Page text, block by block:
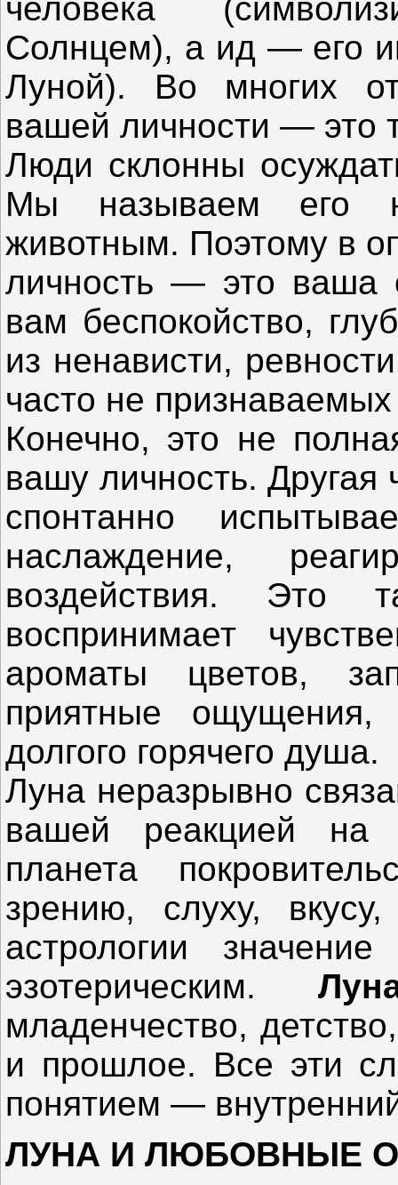
человека
Солнцем), а ид — его
Луной). Во многих
вашей личности — это
Люди склонны
Мы называем его
животным. Поэтому в
личность — это ваша
вам беспокойство,
из ненависти,
часто не
Конечно, это не
вашу личность.
спонтанно
наслаждение,
воздействия. Это
воспринимает
ароматы цветов,
приятные ощущения,
долгого горячего душа.
Луна неразрывно
вашей реакцией на
планета
зрению, слуху,
астрологии
эзотерическим.
младенчество,
и прошлое. Все эти
понятием —
ЛУНА И ЛЮБОВНЫЕ